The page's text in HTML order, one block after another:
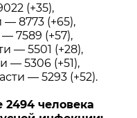
(+35),
8773 (+65),
7589 (+57),
— 5501 (+28),
— 5306 (+51),
— 5293 (+52).
2494 человека